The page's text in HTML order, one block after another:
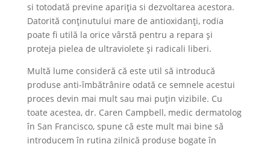
si totodată previne apariția si dezvoltarea acestora.
Datorită conținutului mare de antioxidanți, rodia
poate fi utilă la orice vârstă pentru a repara și
proteja pielea de ultraviolete și radicali liberi.
Multă lume consideră că este util să introducă
produse anti-îmbătrânire odată ce semnele acestui
proces devin mai mult sau mai puțin vizibile. Cu
toate acestea, dr. Caren Campbell, medic dermatolog
în San Francisco, spune că este mult mai bine să
introducem în rutina zilnică produse bogate în